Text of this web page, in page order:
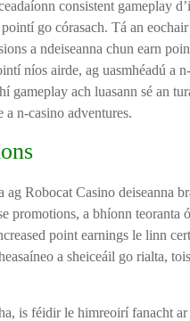
consistent gameplay
go córasach. Tá an
a ndeiseanna chun earn
níos airde, ag uasmhéadú a
gameplay ach luasann sé an
a n-casino adventures.
ag Robocat Casino deiseanna
promotions, a bhíonn teoranta
point earnings le linn
a sheiceáil go rialta,
is féidir le himreoirí fanacht